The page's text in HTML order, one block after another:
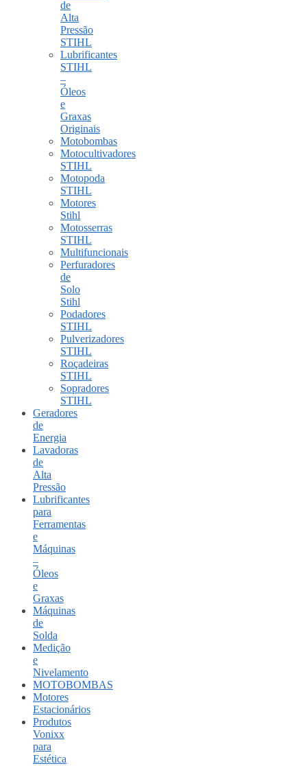
de
Alta
Pressão
STIHL
Lubrificantes
STIHL
–
Óleos
e
Graxas
Originais
Motobombas
Motocultivadores
STIHL
Motopoda
STIHL
Motores
Stihl
Motosserras
STIHL
Multifuncionais
Perfuradores
de
Solo
Stihl
Podadores
STIHL
Pulverizadores
STIHL
Roçadeiras
STIHL
Sopradores
STIHL
Geradores
de
Energia
Lavadoras
de
Alta
Pressão
Lubrificantes
para
Ferramentas
e
Máquinas
–
Óleos
e
Graxas
Máquinas
de
Solda
Medição
e
Nivelamento
MOTOBOMBAS
Motores
Estacionários
Produtos
Vonixx
para
Estética